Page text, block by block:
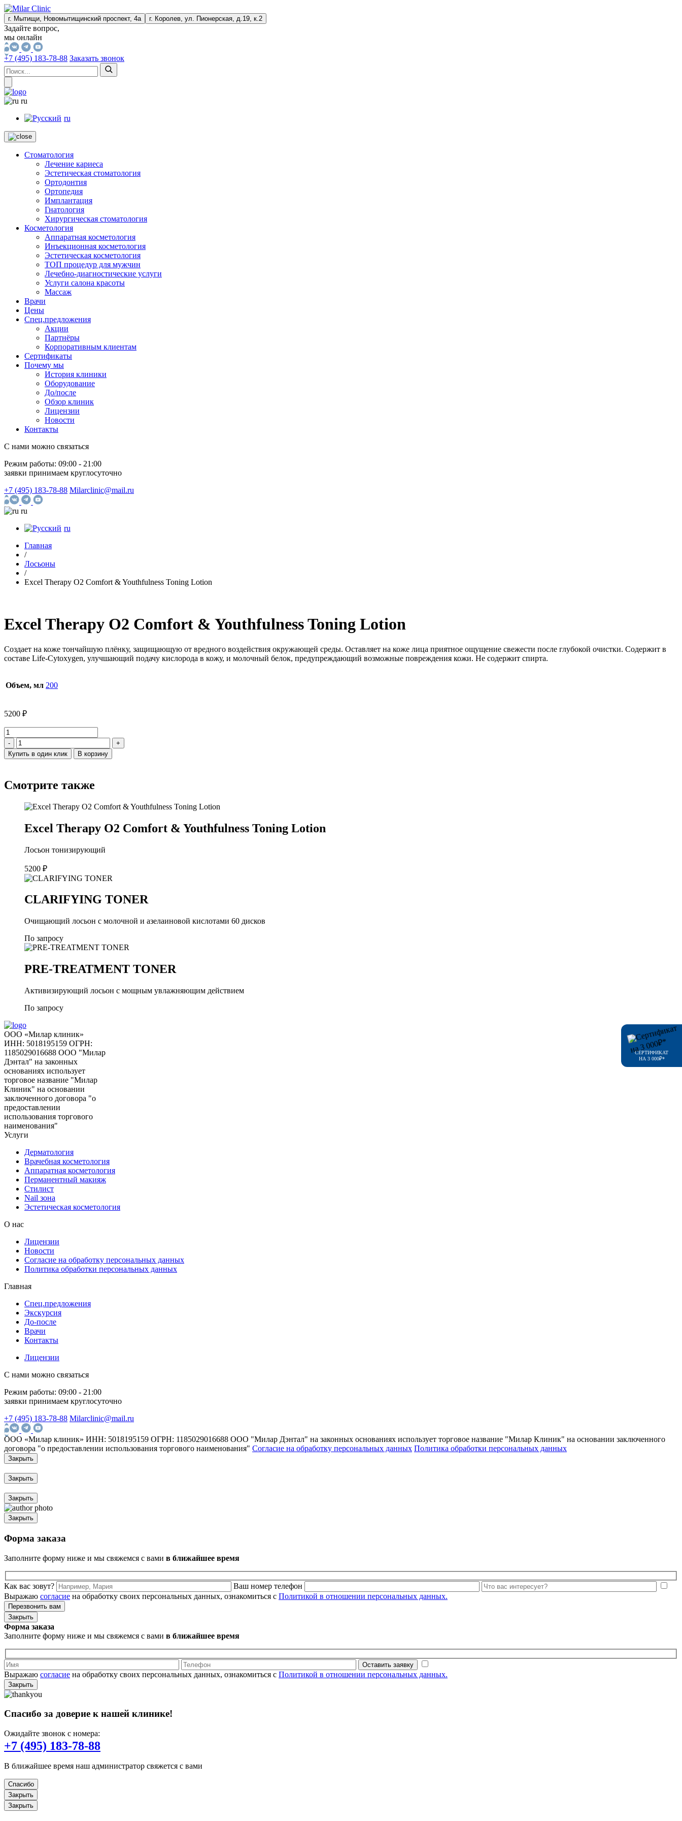
г. Мытищи, Новомытищинский проспект, 4а г. Королев, ул. Пионерская, д.19, к.2
Задайте вопрос,
мы онлайн
+7 (495) 183-78-88 Заказать звонок
ru
ru
Стоматология
Лечение кариеса
Эстетическая стоматология
Ортодонтия
Ортопедия
Имплантация
Гнатология
Хирургическая стоматология
Косметология
Аппаратная косметология
Инъекционная косметология
Эстетическая косметология
ТОП процедур для мужчин
Лечебно-диагностические услуги
Услуги салона красоты
Массаж
Врачи
Цены
Спец.предложения
Акции
Партнёры
Корпоративным клиентам
Сертификаты
Почему мы
История клиники
Оборудование
До/после
Обзор клиник
Лицензии
Новости
Контакты
С нами можно связаться
Режим работы: 09:00 - 21:00
заявки принимаем круглосуточно
+7 (495) 183-78-88 Milarclinic@mail.ru
ru
ru
Главная
/
Лосьоны
/
Excel Therapy O2 Comfort & Youthfulness Toning Lotion
Excel Therapy O2 Comfort & Youthfulness Toning Lotion
Создает на коже тончайшую плёнку, защищающую от вредного воздействия окружающей среды. Оставляет на коже лица приятное ощущение свежести после глубокой очистки. Содержит в
составе Life-Cytoxygen, улучшающий подачу кислорода в кожу, и молочный белок, предупреждающий возможные повреждения кожи. Не содержит спирта.
Объем, мл 200
5200 ₽
Количество
товара
Excel
Therapy
&
Toning
Lotion
-
+
Купить в один клик
В корзину
Смотрите также
Excel Therapy O2 Comfort & Youthfulness Toning Lotion
Лосьон тонизирующий
5200 ₽
CLARIFYING TONER
Очищающий лосьон с молочной и азелаиновой кислотами 60 дисков
По запросу
PRE-TREATMENT TONER
Активизирующий лосьон с мощным увлажняющим действием
По запросу
ООО «Милар клиник»
ИНН: 5018195159 ОГРН:
1185029016688 ООО "Милар
Дэнтал" на законных
основаниях использует
торговое название "Милар
Клиник" на основании
заключенного договора "о
предоставлении
использования торгового
наименования"
Услуги
Дерматология
Врачебная косметология
Аппаратная косметология
Перманентный макияж
Стилист
Nail зона
Эстетическая косметология
О нас
Лицензии
Новости
Согласие на обработку персональных данных
Политика обработки персональных данных
Главная
Спец.предложения
Экскурсия
До-после
Врачи
Контакты
Лицензии
С нами можно связаться
Режим работы: 09:00 - 21:00
заявки принимаем круглосуточно
+7 (495) 183-78-88 Milarclinic@mail.ru
ООО «Милар клиник» ИНН: 5018195159 ОГРН: 1185029016688 ООО "Милар Дэнтал" на законных основаниях использует торговое название "Милар Клиник" на основании заключенного
договора "о предоставлении использования торгового наименования" Согласие на обработку персональных данных Политика обработки персональных данных
СЕРТИФИКАТ
НА 3 000₽*
Закрыть
Закрыть
Закрыть
Закрыть
Форма заказа
Заполните форму ниже и мы свяжемся с вами в ближайшее время
Как вас зовут?
Ваш номер телефон
Выражаю согласие на обработку своих персональных данных, ознакомиться с Политикой в отношении персональных данных.
Закрыть
Форма заказа
Заполните форму ниже и мы свяжемся с вами в ближайшее время
Оставить заявку
Выражаю согласие на обработку своих персональных данных, ознакомиться с Политикой в отношении персональных данных.
Закрыть
Спасибо за доверие к нашей клинике!
Ожидайте звонок с номера:
+7 (495) 183-78-88
В ближайшее время наш администратор свяжется с вами
Спасибо
Закрыть
Закрыть